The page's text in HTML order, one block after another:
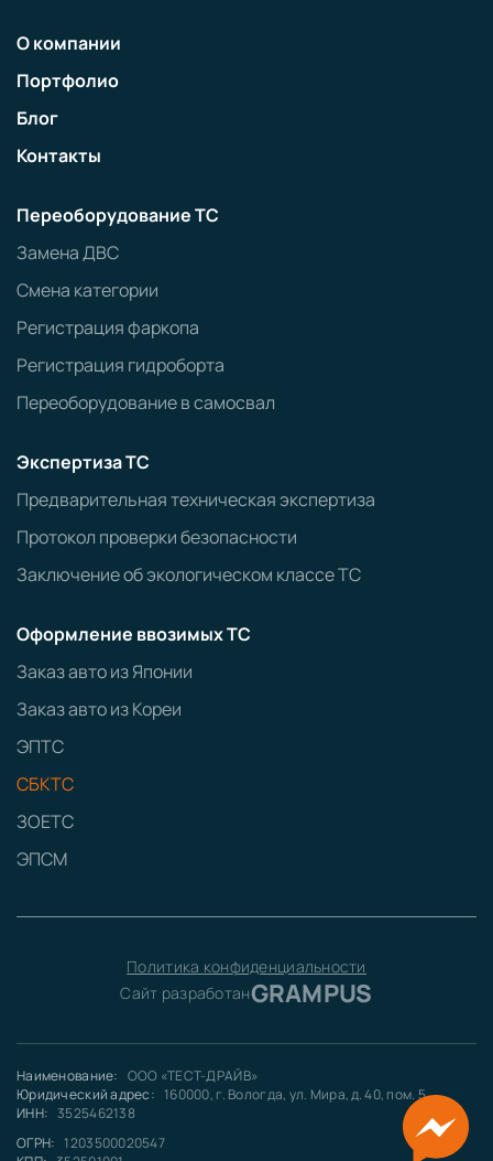
О компании
Портфолио
Блог
Контакты
Переоборудование ТС
Замена ДВС
Смена категории
Регистрация фаркопа
Регистрация гидроборта
Переоборудование в самосвал
Экспертиза ТС
Предварительная техническая экспертиза
Протокол проверки безопасности
Заключение об экологическом классе ТС
Оформление ввозимых ТС
Заказ авто из Японии
Заказ авто из Кореи
ЭПТС
СБКТС
ЗОЕТС
ЭПСМ
Политика конфиденциальности
Сайт разработанGRAMPUS
Наименование: ООО «ТЕСТ-ДРАЙВ»
Юридический адрес: 160000, г. Вологда, ул. Мира, д. 40, пом. 5
ИНН: 3525462138
ОГРН: 1203500020547